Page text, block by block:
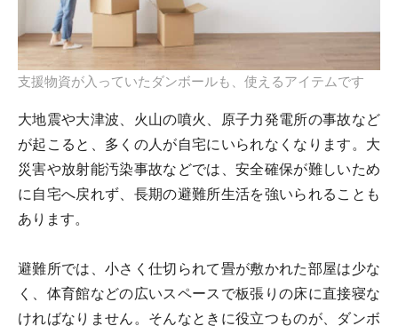
支援物資が入っていたダンボールも、使えるアイテムです
大地震や大津波、火山の噴火、原子力発電所の事故など
が起こると、多くの人が自宅にいられなくなります。大
災害や放射能汚染事故などでは、安全確保が難しいため
に自宅へ戻れず、長期の避難所生活を強いられることも
あります。
避難所では、小さく仕切られて畳が敷かれた部屋は少な
く、体育館などの広いスペースで板張りの床に直接寝な
ければなりません。そんなときに役立つものが、ダンボ